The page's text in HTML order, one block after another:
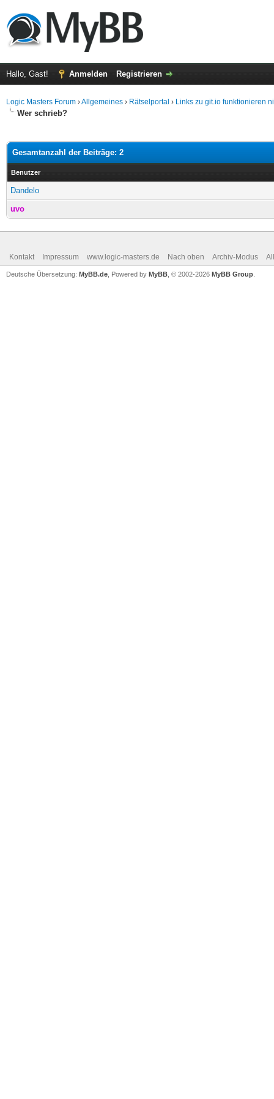
Hallo, Gast! Anmelden Registrieren
Logic Masters Forum ›Allgemeines › Rätselportal › Links zu git.io funktionieren
Wer schrieb?
Gesamtanzahl der Beiträge: 2
Benutzer
Dandelo
uvo
Kontakt Impressum www.logic-masters.de Nach oben Archiv-Modus
Deutsche Übersetzung: MyBB.de , Powered by MyBB , © 2002-2026 MyBB Group